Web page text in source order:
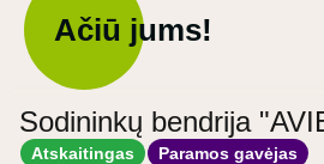
Ačiū jums!
Sodininkų bendrija
Atskaitingas Paramos gavėjas